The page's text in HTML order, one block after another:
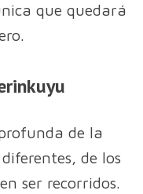
que quedará
de la
de los
ser recorridos.